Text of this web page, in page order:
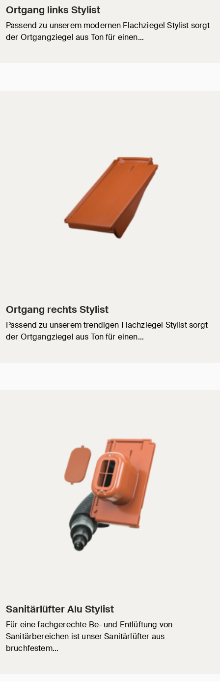
Ortgang links Stylist
Passend zu unserem modernen Flachziegel Stylist sorgt
der Ortgangziegel aus Ton für einen…
Ortgang rechts Stylist
Passend zu unserem trendigen Flachziegel Stylist sorgt
der Ortgangziegel aus Ton für einen…
Sanitärlüfter Alu Stylist
Für eine fachgerechte Be- und Entlüftung von
Sanitärbereichen ist unser Sanitärlüfter aus
bruchfestem…